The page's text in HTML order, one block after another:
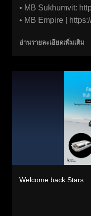
• MB Sukhumvit:
• MB Empire |
อ่านรายละเอียดเพิ่มเติม
Welcome back Stars